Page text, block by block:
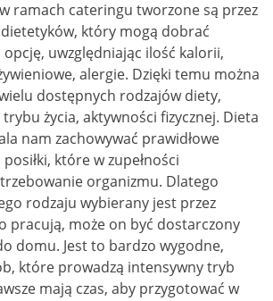
ramach cateringu tworzone są przez
który mogą dobrać
uwzględniając ilość kalorii,
alergie. Dzięki temu można
dostępnych rodzajów diety,
życia, aktywności fizycznej. Dieta
nam zachowywać prawidłowe
które w zupełności
organizmu. Dlatego
rodzaju wybierany jest przez
pracują, może on być dostarczony
domu. Jest to bardzo wygodne,
które prowadzą intensywny tryb
mają czas, aby przygotować w